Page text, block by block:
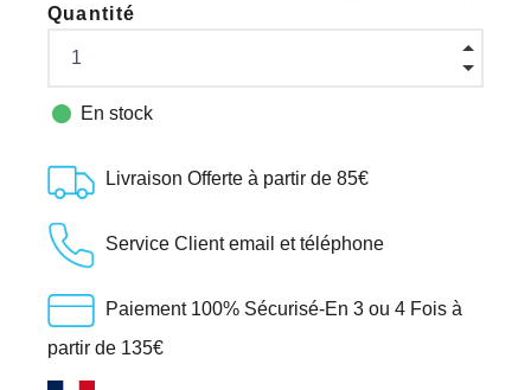
Quantité
 En stock
Livraison Offerte à partir de 85€
Service Client email et téléphone
Paiement 100% Sécurisé-En 3 ou 4 Fois à
partir de 135€